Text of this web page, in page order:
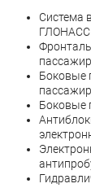
Система
ГЛОНАСС
Боковые
Боковые